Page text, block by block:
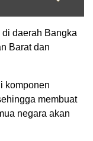
daerah Bangka
Barat dan
komponen
membuat
negara akan